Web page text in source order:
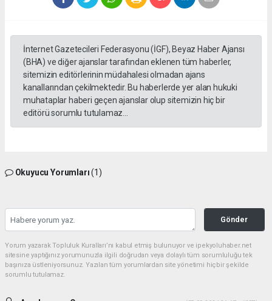
İnternet Gazetecileri Federasyonu (İGF), Beyaz Haber Ajansı
(BHA) ve diğer ajanslar tarafından eklenen tüm haberler,
sitemizin editörlerinin müdahalesi olmadan ajans
kanallarından çekilmektedir. Bu haberlerde yer alan hukuki
muhataplar haberi geçen ajanslar olup sitemizin hiç bir
editörü sorumlu tutulamaz...
Okuyucu Yorumları(1)
Gönder
Yorum yazarak Topluluk Kuralları’nı kabul etmiş bulunuyor ve ipekyoluhaber.net
sitesine yaptığınız yorumunuzla ilgili doğrudan veya dolaylı tüm sorumluluğu tek
başınıza üstleniyorsunuz. Yazılan tüm yorumlardan site yönetimi hiçbir şekilde
sorumlu tutulamaz.